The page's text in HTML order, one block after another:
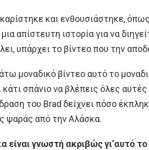
και ενθουσιάστηκε,
απίστευτη ιστορία για να
υπάρχει το βίντεο που την
μοναδικό βίντεο αυτό το
κάτι σπάνιο να βλέπεις όλες
του Brad δείχνει πόσο
ψαράς από την Αλάσκα.
γνωστή ακριβώς γι’αυτό το